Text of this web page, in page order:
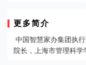
更多简介
中国智慧家办集团执
院长，上海市管理科